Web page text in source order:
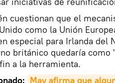
cuestionan que el
como la Unión
especial para Irlanda del
británico quedaría
a la herramienta.
May afirma que